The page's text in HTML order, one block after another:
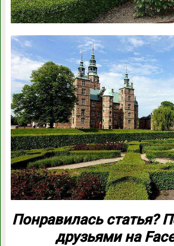
Понравилась статья?
друзьями на